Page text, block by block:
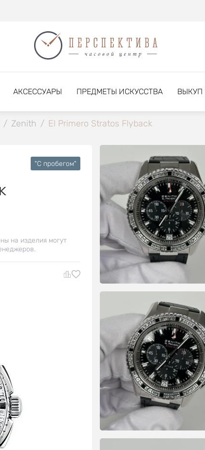
АКСЕССУАРЫ ПРЕДМЕТЫ ИСКУССТВА ВЫКУП
/ Zenith / El Primero Stratos Flyback
"C пробегом"
на изделия могут